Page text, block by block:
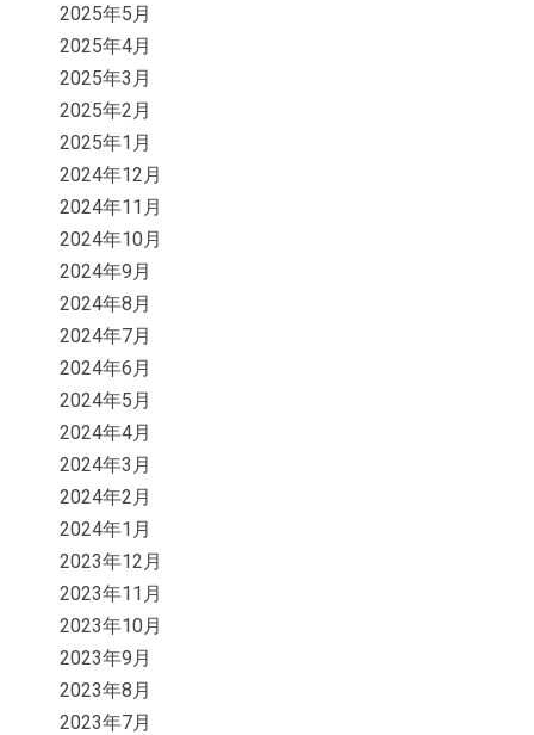
2025年5月
2025年4月
2025年3月
2025年2月
2025年1月
2024年12月
2024年11月
2024年10月
2024年9月
2024年8月
2024年7月
2024年6月
2024年5月
2024年4月
2024年3月
2024年2月
2024年1月
2023年12月
2023年11月
2023年10月
2023年9月
2023年8月
2023年7月